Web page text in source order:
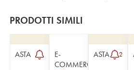
PRODOTTI SIMILI
ASTA
E-
COMMERCE
ASTA 2